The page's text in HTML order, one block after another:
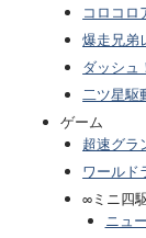
コロコロ
爆走兄弟
ダッシュ
二ツ星駆
ゲーム
超速グラ
ワールド
∞ミニ四
ニュ